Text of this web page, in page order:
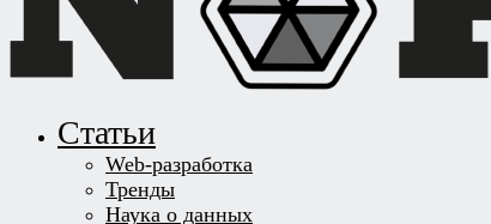
Статьи
Web-разработка
Тренды
Наука о данных